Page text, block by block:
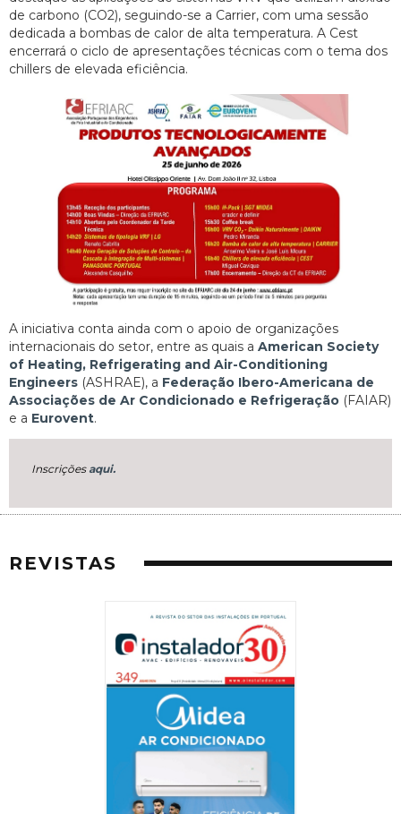
de carbono (CO2), seguindo-se a Carrier, com uma sessão
dedicada a bombas de calor de alta temperatura. A Cest
encerrará o ciclo de apresentações técnicas com o tema dos
chillers de elevada eficiência.
A iniciativa conta ainda com o apoio de organizações
internacionais do setor, entre as quais a American Society
of Heating, Refrigerating and Air-Conditioning
Engineers (ASHRAE), a Federação Ibero-Americana de
Associações de Ar Condicionado e Refrigeração (FAIAR)
e a Eurovent.
Inscrições aqui.
REVISTAS